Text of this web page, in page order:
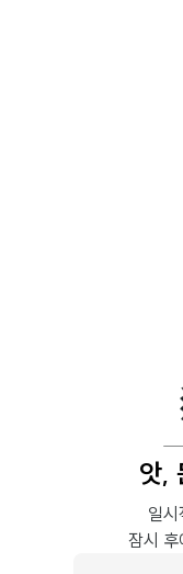
앗,
일시
잠시 후